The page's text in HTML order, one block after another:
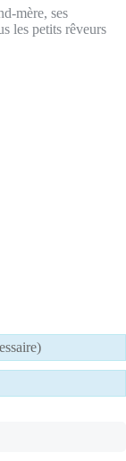
mère, ses
les petits rêveurs